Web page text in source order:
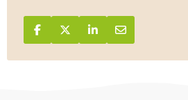
Deel op Facebook
Deel
op
Deel op X
Deel
op
Deel op LinkedIn
Deel
op
Deel via e-mail
Deel
via